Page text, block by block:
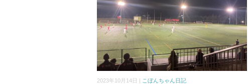
2023年10月14日 | こぼんちゃん日記